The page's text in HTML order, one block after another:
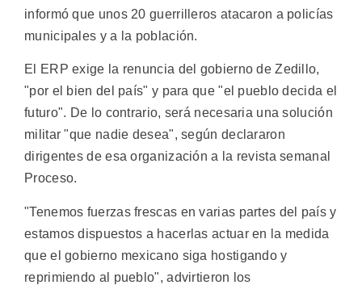
informó que unos 20 guerrilleros atacaron a policías
municipales y a la población.
El ERP exige la renuncia del gobierno de Zedillo,
"por el bien del país" y para que "el pueblo decida el
futuro". De lo contrario, será necesaria una solución
militar "que nadie desea", según declararon
dirigentes de esa organización a la revista semanal
Proceso.
"Tenemos fuerzas frescas en varias partes del país y
estamos dispuestos a hacerlas actuar en la medida
que el gobierno mexicano siga hostigando y
reprimiendo al pueblo", advirtieron los